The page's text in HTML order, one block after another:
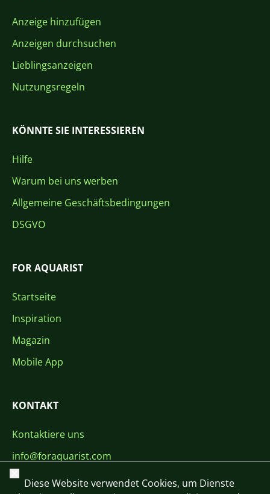
Anzeige hinzufügen
Anzeigen durchsuchen
Lieblingsanzeigen
Nutzungsregeln
KÖNNTE SIE INTERESSIEREN
Hilfe
Warum bei uns werben
Allgemeine Geschäftsbedingungen
DSGVO
FOR AQUARIST
Startseite
Inspiration
Magazin
Mobile App
KONTAKT
Kontaktiere uns
info@foraquarist.com
+420 603 449 602
Schließen
Diese Website verwendet Cookies, um Dienste